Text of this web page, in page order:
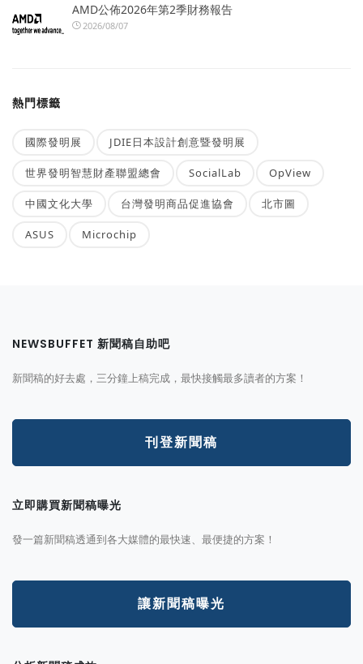
AMD公佈2026年第2季財務報告
2026/08/07
熱門標籤
國際發明展 JDIE日本設計創意暨發明展
世界發明智慧財產聯盟總會 SocialLab OpView
中國文化大學 台灣發明商品促進協會 北市圖
ASUS Microchip
NEWSBUFFET 新聞稿自助吧
新聞稿的好去處，三分鐘上稿完成，最快接觸最多讀者的方案！
刊登新聞稿
立即購買新聞稿曝光
發一篇新聞稿透通到各大媒體的最快速、最便捷的方案！
讓新聞稿曝光